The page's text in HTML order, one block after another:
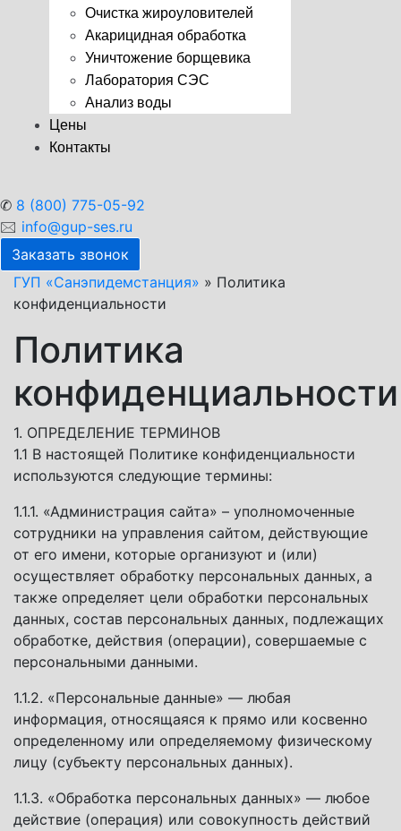
Очистка жироуловителей
Акарицидная обработка
Уничтожение борщевика
Лаборатория СЭС
Анализ воды
Цены
Контакты
✆ 8 (800) 775-05-92
🖂 info@gup-ses.ru
Заказать звонок
ГУП «Санэпидемстанция» » Политика
конфиденциальности
Политика
конфиденциальности
1. ОПРЕДЕЛЕНИЕ ТЕРМИНОВ
1.1 В настоящей Политике конфиденциальности
используются следующие термины:
1.1.1. «Администрация сайта» – уполномоченные
сотрудники на управления сайтом, действующие
от его имени, которые организуют и (или)
осуществляет обработку персональных данных, а
также определяет цели обработки персональных
данных, состав персональных данных, подлежащих
обработке, действия (операции), совершаемые с
персональными данными.
1.1.2. «Персональные данные» — любая
информация, относящаяся к прямо или косвенно
определенному или определяемому физическому
лицу (субъекту персональных данных).
1.1.3. «Обработка персональных данных» — любое
действие (операция) или совокупность действий